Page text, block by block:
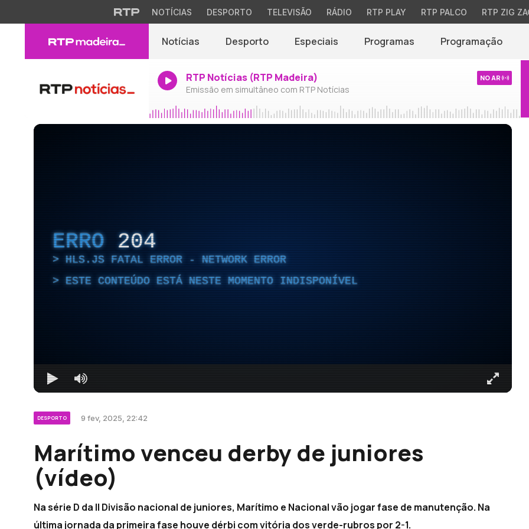
NOTÍCIAS DESPORTO TELEVISÃO RÁDIO RTP PLAY RTP PALCO RTP ZIG
Notícias Desporto Especiais Programas Programação
RTP Notícias (RTP Madeira)
Emissão em simultâneo com RTP Notícias
NO AR
ERRO 204
HLS.JS FATAL ERROR - NETWORK ERROR
ESTE CONTEÚDO ESTÁ NESTE MOMENTO INDISPONÍVEL
DESPORTO 9 fev, 2025, 22:42
Marítimo venceu derby de juniores
(vídeo)
Na série D da II Divisão nacional de juniores, Marítimo e Nacional vão jogar fase de manutenção. Na
última jornada da primeira fase houve dérbi com vitória dos verde-rubros por 2-1.